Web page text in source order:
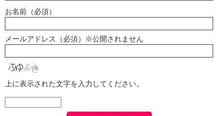
お名前（必須）
メールアドレス（必須）※公開されません
上に表示された文字を入力してください。